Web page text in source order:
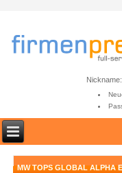
Nickname:
MW TOPS GLOBAL ALPHA